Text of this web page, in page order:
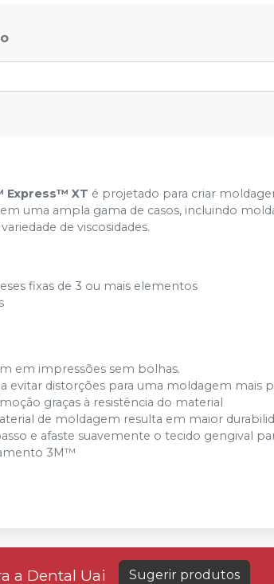
Express™ XT é projetado para criar
uma ampla gama de casos, incluindo
de viscosidades.
fixas de 3 ou mais elementos
em impressões sem bolhas.
evitar distorções para uma moldagem mais
graças à resistência do material
de moldagem resulta em maior
e afaste suavemente o tecido gengival
3M™
a Dental Uai Sugerir produtos